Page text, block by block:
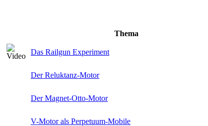
Thema
Das Railgun Experiment
Der Reluktanz-Motor
Der Magnet-Otto-Motor
V-Motor als Perpetuum-Mobile